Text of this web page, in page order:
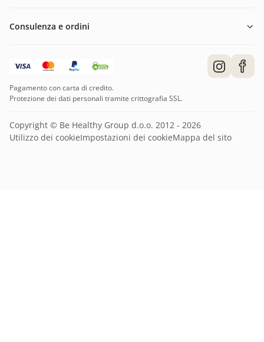
Consulenza e ordini
Pagamento con carta di credito.
Protezione dei dati personali tramite crittografia SSL.
Copyright © Be Healthy Group d.o.o. 2012 - 2026
Utilizzo dei cookieImpostazioni dei cookieMappa del sito